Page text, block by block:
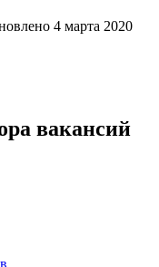
4 марта 2020
вакансий